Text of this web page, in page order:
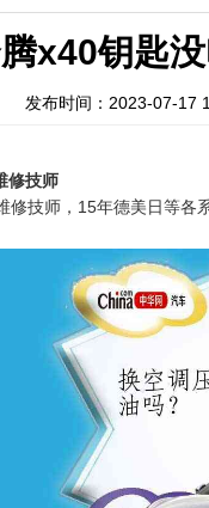
x40钥匙
发布时间：2023-07-17
修技师